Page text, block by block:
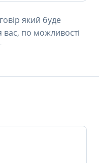
який буде
вас, по можливості